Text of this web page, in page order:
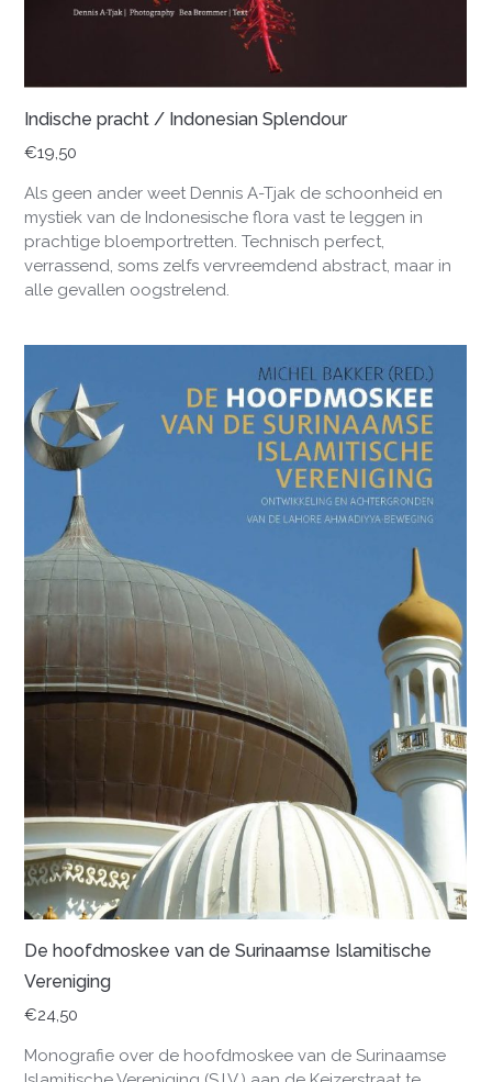
Indische pracht / Indonesian Splendour
€19,50
Als geen ander weet Dennis A-Tjak de schoonheid en
mystiek van de Indonesische flora vast te leggen in
prachtige bloemportretten. Technisch perfect,
verrassend, soms zelfs vervreemdend abstract, maar in
alle gevallen oogstrelend.
De hoofdmoskee van de Surinaamse Islamitische
Vereniging
€24,50
Monografie over de hoofdmoskee van de Surinaamse